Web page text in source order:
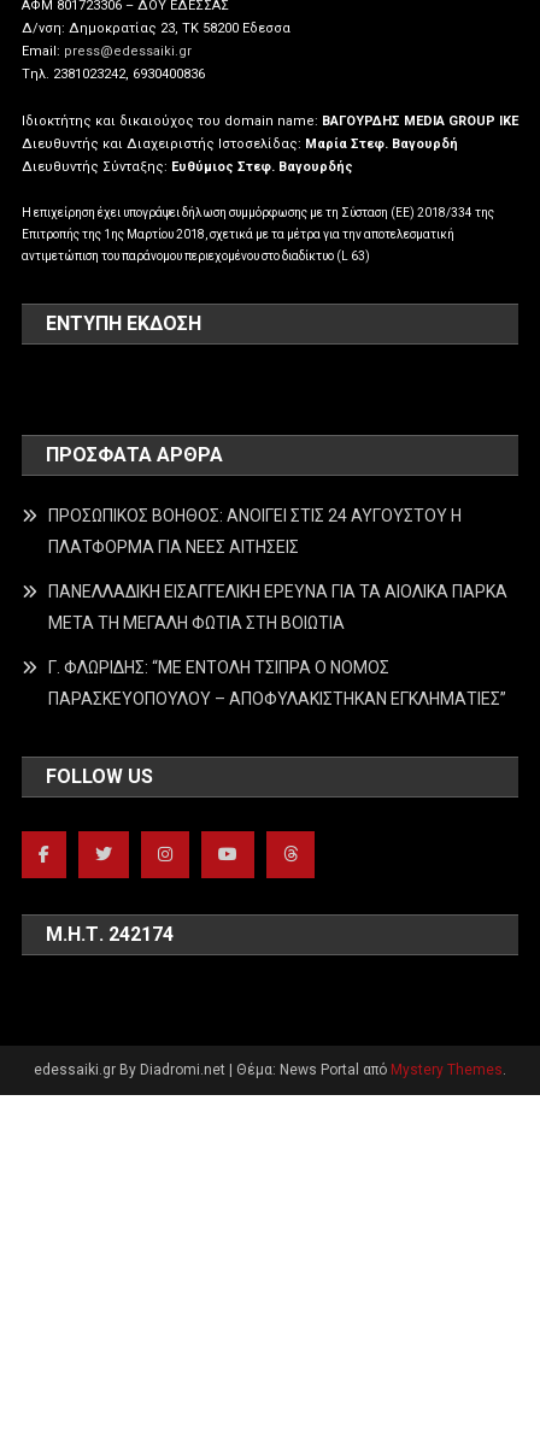
ΑΦΜ 801723306 – ΔΟΥ ΕΔΕΣΣΑΣ
Δ/νση: Δημοκρατίας 23, ΤΚ 58200 Εδεσσα
Email: press@edessaiki.gr
Tηλ. 2381023242, 6930400836
Ιδιοκτήτης και δικαιούχος του domain name: ΒΑΓΟΥΡΔΗΣ MEDIA GROUP IKE
Διευθυντής και Διαχειριστής Ιστοσελίδας: Μαρία Στεφ. Βαγουρδή
Διευθυντής Σύνταξης: Ευθύμιος Στεφ. Βαγουρδής
Η επιχείρηση έχει υπογράψει δήλωση συμμόρφωσης με τη Σύσταση (ΕΕ) 2018/334 της
Επιτροπής της 1ης Μαρτίου 2018, σχετικά με τα μέτρα για την αποτελεσματική
αντιμετώπιση του παράνομου περιεχομένου στο διαδίκτυο (L 63)
ΕΝΤΥΠΗ ΕΚΔΟΣΗ
ΠΡΌΣΦΑΤΑ ΆΡΘΡΑ
ΠΡΟΣΩΠΙΚΟΣ ΒΟΗΘΟΣ: ΑΝΟΙΓΕΙ ΣΤΙΣ 24 ΑΥΓΟΥΣΤΟΥ Η
ΠΛΑΤΦΟΡΜΑ ΓΙΑ ΝΕΕΣ ΑΙΤΗΣΕΙΣ
ΠΑΝΕΛΛΑΔΙΚΗ ΕΙΣΑΓΓΕΛΙΚΗ ΕΡΕΥΝΑ ΓΙΑ ΤΑ ΑΙΟΛΙΚΑ ΠΑΡΚΑ
ΜΕΤΑ ΤΗ ΜΕΓΑΛΗ ΦΩΤΙΑ ΣΤΗ ΒΟΙΩΤΙΑ
Γ. ΦΛΩΡΙΔΗΣ: “ΜΕ ΕΝΤΟΛΗ ΤΣΙΠΡΑ Ο ΝΟΜΟΣ
ΠΑΡΑΣΚΕΥΟΠΟΥΛΟΥ – ΑΠΟΦΥΛΑΚΙΣΤΗΚΑΝ ΕΓΚΛΗΜΑΤΙΕΣ”
FOLLOW US
Μ.Η.Τ. 242174
edessaiki.gr By Diadromi.net Θέμα: News Portal από Mystery Themes.